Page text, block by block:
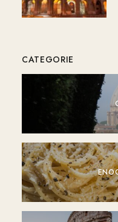
CATEGORIE